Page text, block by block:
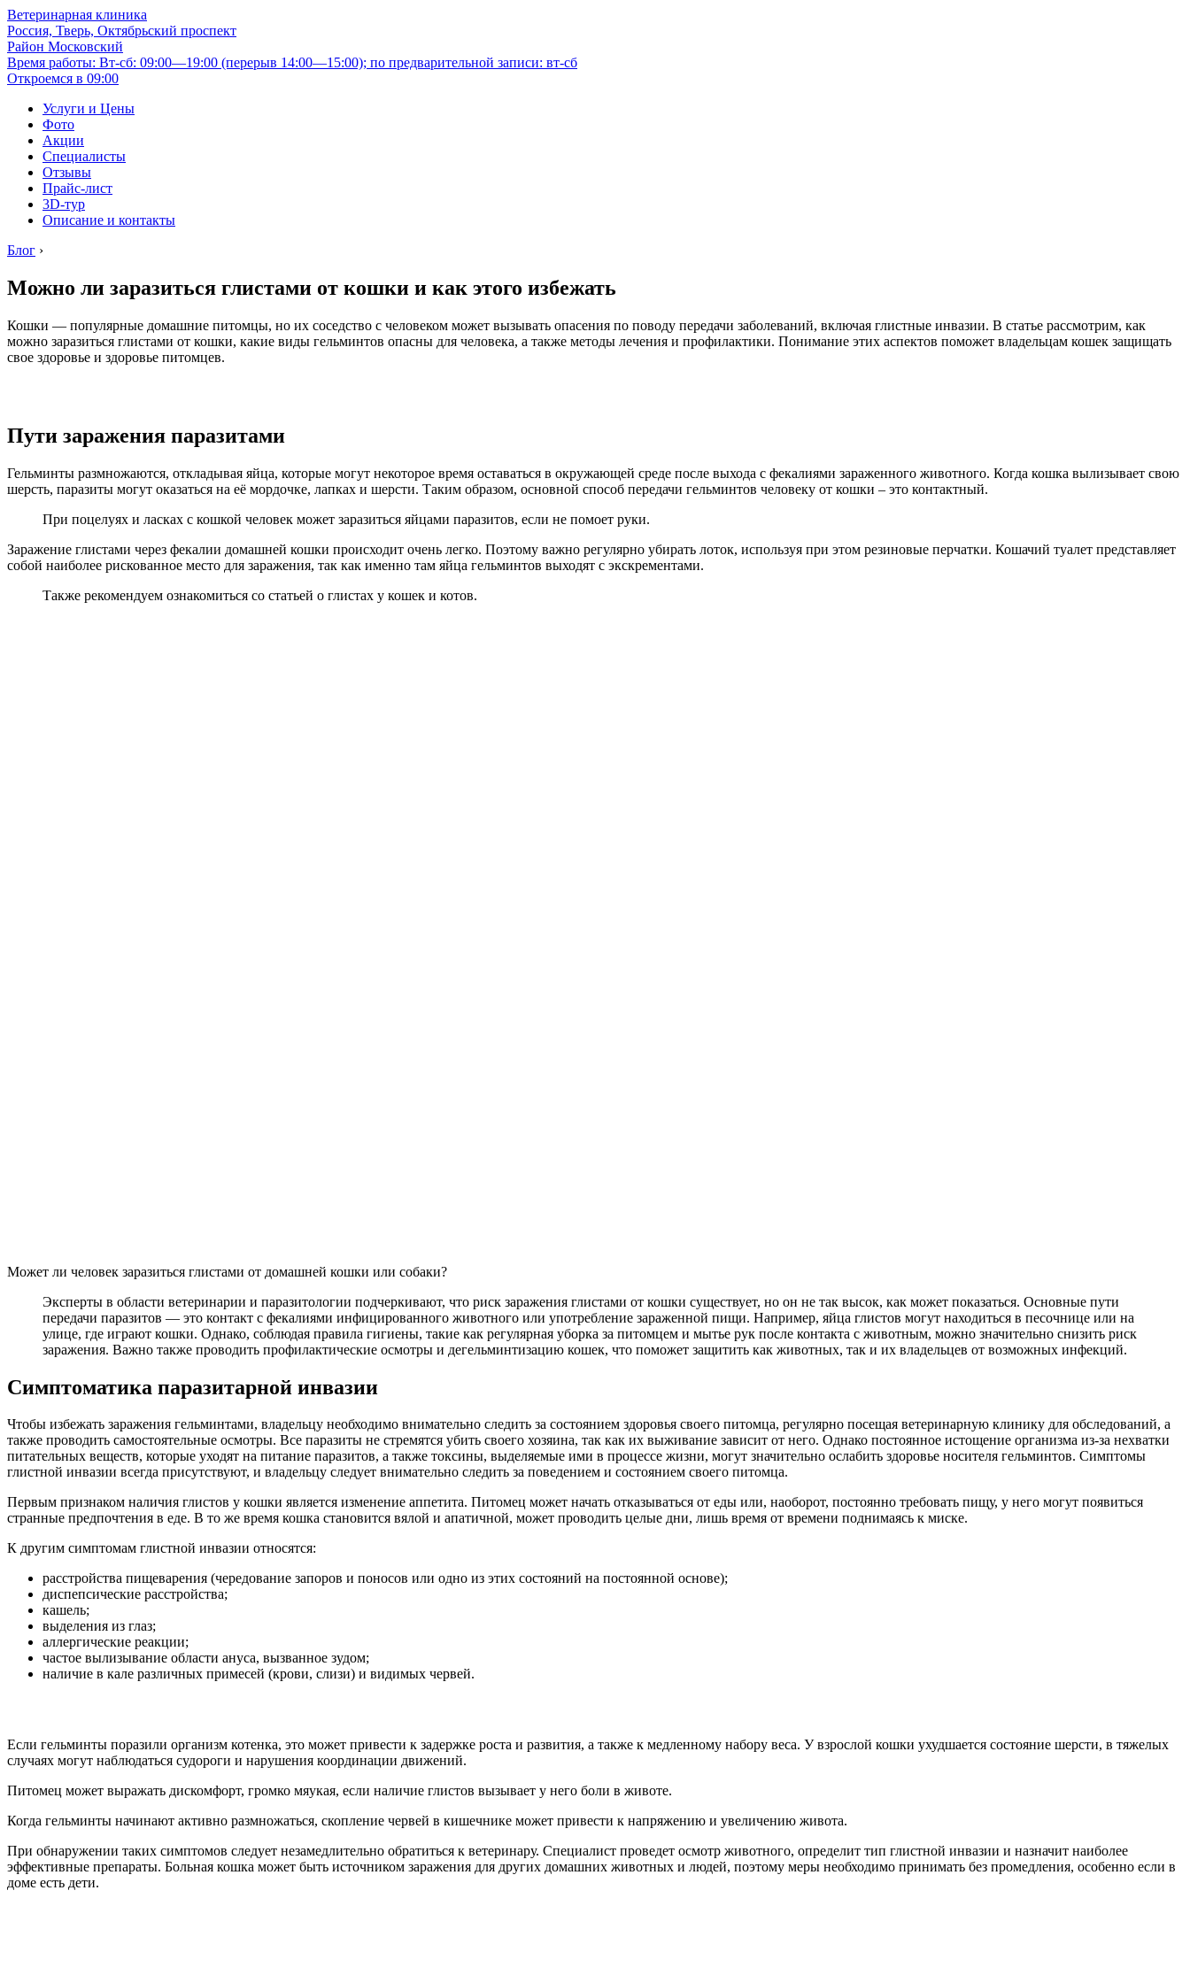
Ветеринарная клиника
Россия, Тверь, Октябрьский проспект
Район Московский
Время работы: Вт-сб: 09:00—19:00 (перерыв 14:00—15:00); по предварительной записи: вт-сб
Откроемся в 09:00
Услуги и Цены
Фото
Акции
Специалисты
Отзывы
Прайс-лист
3D-тур
Описание и контакты
Блог ›
Можно ли заразиться глистами от кошки и как этого избежать
Кошки — популярные домашние питомцы, но их соседство с человеком может вызывать опасения по поводу передачи заболеваний, включая глистные инвазии. В статье рассмотрим, как
можно заразиться глистами от кошки, какие виды гельминтов опасны для человека, а также методы лечения и профилактики. Понимание этих аспектов поможет владельцам кошек защищать
свое здоровье и здоровье питомцев.
Пути заражения паразитами
Гельминты размножаются, откладывая яйца, которые могут некоторое время оставаться в окружающей среде после выхода с фекалиями зараженного животного. Когда кошка вылизывает свою
шерсть, паразиты могут оказаться на её мордочке, лапках и шерсти. Таким образом, основной способ передачи гельминтов человеку от кошки – это контактный.
При поцелуях и ласках с кошкой человек может заразиться яйцами паразитов, если не помоет руки.
Заражение глистами через фекалии домашней кошки происходит очень легко. Поэтому важно регулярно убирать лоток, используя при этом резиновые перчатки. Кошачий туалет представляет
собой наиболее рискованное место для заражения, так как именно там яйца гельминтов выходят с экскрементами.
Также рекомендуем ознакомиться со статьей о глистах у кошек и котов.
Может ли человек заразиться глистами от домашней кошки или собаки?
Эксперты в области ветеринарии и паразитологии подчеркивают, что риск заражения глистами от кошки существует, но он не так высок, как может показаться. Основные пути
передачи паразитов — это контакт с фекалиями инфицированного животного или употребление зараженной пищи. Например, яйца глистов могут находиться в песочнице или на
улице, где играют кошки. Однако, соблюдая правила гигиены, такие как регулярная уборка за питомцем и мытье рук после контакта с животным, можно значительно снизить риск
заражения. Важно также проводить профилактические осмотры и дегельминтизацию кошек, что поможет защитить как животных, так и их владельцев от возможных инфекций.
Симптоматика паразитарной инвазии
Чтобы избежать заражения гельминтами, владельцу необходимо внимательно следить за состоянием здоровья своего питомца, регулярно посещая ветеринарную клинику для обследований, а
также проводить самостоятельные осмотры. Все паразиты не стремятся убить своего хозяина, так как их выживание зависит от него. Однако постоянное истощение организма из-за нехватки
питательных веществ, которые уходят на питание паразитов, а также токсины, выделяемые ими в процессе жизни, могут значительно ослабить здоровье носителя гельминтов. Симптомы
глистной инвазии всегда присутствуют, и владельцу следует внимательно следить за поведением и состоянием своего питомца.
Первым признаком наличия глистов у кошки является изменение аппетита. Питомец может начать отказываться от еды или, наоборот, постоянно требовать пищу, у него могут появиться
странные предпочтения в еде. В то же время кошка становится вялой и апатичной, может проводить целые дни, лишь время от времени поднимаясь к миске.
К другим симптомам глистной инвазии относятся:
расстройства пищеварения (чередование запоров и поносов или одно из этих состояний на постоянной основе);
диспепсические расстройства;
кашель;
выделения из глаз;
аллергические реакции;
частое вылизывание области ануса, вызванное зудом;
наличие в кале различных примесей (крови, слизи) и видимых червей.
Если гельминты поразили организм котенка, это может привести к задержке роста и развития, а также к медленному набору веса. У взрослой кошки ухудшается состояние шерсти, в тяжелых
случаях могут наблюдаться судороги и нарушения координации движений.
Питомец может выражать дискомфорт, громко мяукая, если наличие глистов вызывает у него боли в животе.
Когда гельминты начинают активно размножаться, скопление червей в кишечнике может привести к напряжению и увеличению живота.
При обнаружении таких симптомов следует незамедлительно обратиться к ветеринару. Специалист проведет осмотр животного, определит тип глистной инвазии и назначит наиболее
эффективные препараты. Больная кошка может быть источником заражения для других домашних животных и людей, поэтому меры необходимо принимать без промедления, особенно если в
доме есть дети.